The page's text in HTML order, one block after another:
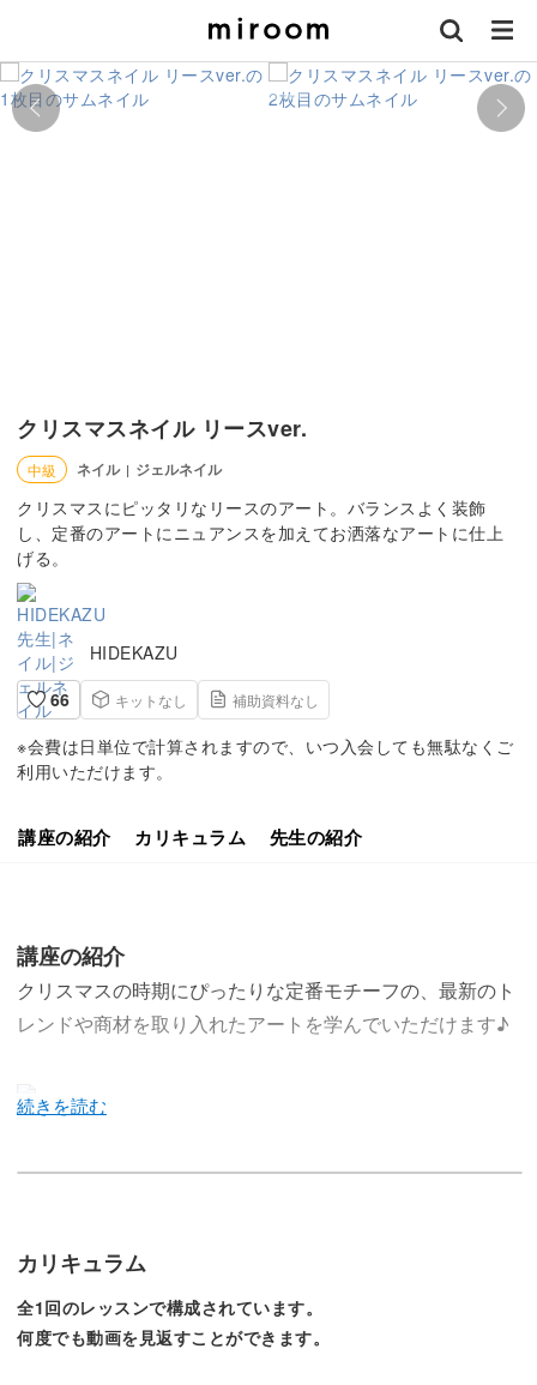
クリスマスネイル リースver.
中級 ネイル | ジェルネイル
クリスマスにピッタリなリースのアート。バランスよく装飾
し、定番のアートにニュアンスを加えてお洒落なアートに仕上
げる。
HIDEKAZU
66
キットなし 補助資料なし
※会費は日単位で計算されますので、いつ入会しても無駄なくご
利用いただけます。
講座の紹介 カリキュラム 先生の紹介
講座の紹介
クリスマスの時期にぴったりな定番モチーフの、最新のト
レンドや商材を取り入れたアートを学んでいただけます♪
クリスマスシーズンのモチーフと言えば、ツリーとリース
カリキュラム
全1回のレッスンで構成されています。
何度でも動画を見返すことができます。